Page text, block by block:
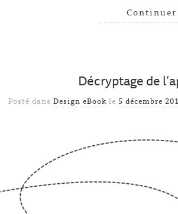
Décryptage de
Posté dansDesign eBook le 5 décembre